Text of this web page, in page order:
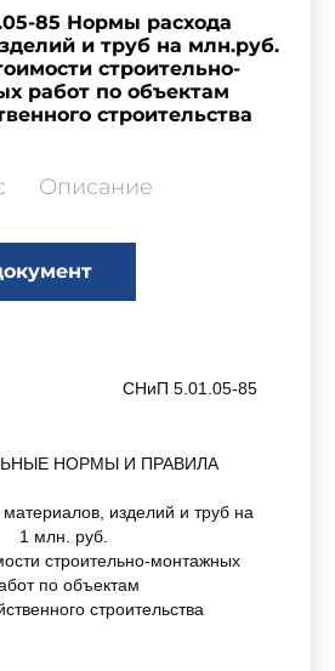
85 Нормы расхода
и труб на млн.руб.
строительно-
работ по объектам
строительства
Описание
СНиП 5.01.05-85
НОРМЫ И ПРАВИЛА
изделий и труб на
1 млн. руб.
строительно-монтажных
по объектам
строительства